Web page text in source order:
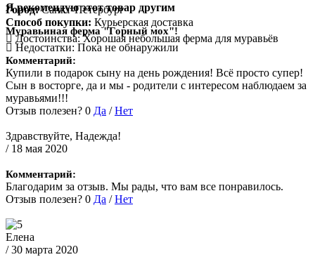
Я рекомендую этот товар другим
Город:Санкт-Петербург
Способ покупки: Курьерская доставка
Муравьиная ферма "Горный мох"!
Достоинства:Хорошая небольшая ферма для муравьёв
Недостатки: Пока не обнаружили
Комментарий:
Купили в подарок сыну на день рождения! Всё просто супер!
Сын в восторге, да и мы - родители с интересом наблюдаем за
муравьями!!!
Отзыв полезен? 0 Да /Нет
Здравствуйте, Надежда!
/ 18 мая 2020
Комментарий:
Благодарим за отзыв. Мы рады, что вам все понравилось.
Отзыв полезен? 0 Да /Нет
Елена
/ 30 марта 2020